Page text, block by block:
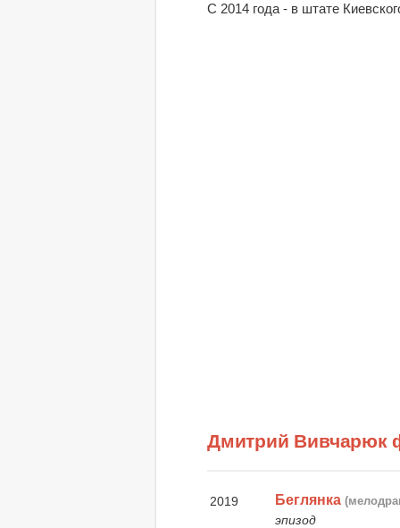
С 2014 года - в штате
Дмитрий Вивчарюк
2019 Беглянка
эпизод